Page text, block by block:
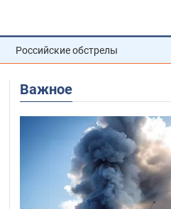
Российские обстрелы
Важное